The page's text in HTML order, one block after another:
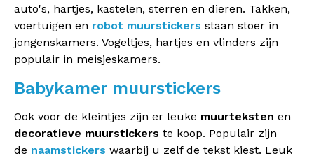
auto's, hartjes, kastelen, sterren en dieren. Takken,
voertuigen en robot muurstickers staan stoer in
jongenskamers. Vogeltjes, hartjes en vlinders zijn
populair in meisjeskamers.
Babykamer muurstickers
Ook voor de kleintjes zijn er leuke muurteksten en
decoratieve muurstickers te koop. Populair zijn
de naamstickers waarbij u zelf de tekst kiest. Leuk